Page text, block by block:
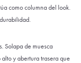
como columna del look.
Solapa de muesca
y abertura trasera que